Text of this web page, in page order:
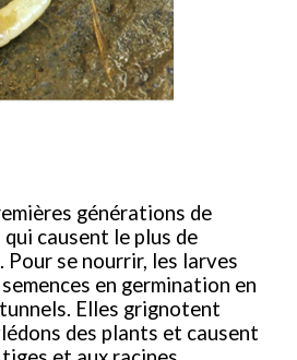
générations de
qui causent le plus de
Pour se nourrir, les larves
en germination en
Elles grignotent
des plants et causent